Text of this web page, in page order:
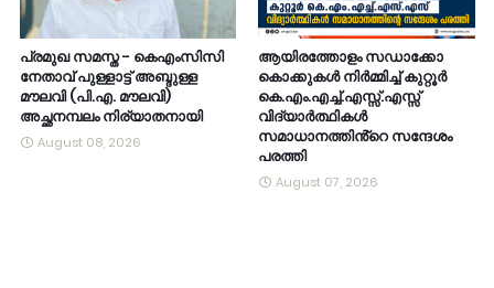
പ്രമുഖ സമസ്ത - കെഎംസിസി
നേതാവ് പുള്ളാട്ട് അബ്ദുള്ള
മൗലവി (പി.എ. മൗലവി)
അച്ഛനമ്പലം നിര്യാതനായി
August 08, 2026
ആയിരത്തോളം സഡാക്കോ
കൊക്കുകൾ നിർമ്മിച്ച് കുറ്റൂർ
കെ.എം.എച്ച്.എസ്സ്.എസ്സ്
വിദ്യാർത്ഥികൾ
സമാധാനത്തിൻ്റെ സന്ദേശം
പരത്തി
August 07, 2026